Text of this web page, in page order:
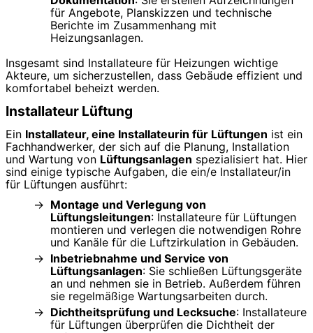
für Angebote, Planskizzen und technische
Berichte im Zusammenhang mit
Heizungsanlagen.
Insgesamt sind Installateure für Heizungen wichtige
Akteure, um sicherzustellen, dass Gebäude effizient und
komfortabel beheizt werden.
Installateur Lüftung
Ein Installateur, eine Installateurin für Lüftungen ist ein
Fachhandwerker, der sich auf die Planung, Installation
und Wartung von Lüftungsanlagen spezialisiert hat. Hier
sind einige typische Aufgaben, die ein/e Installateur/in
für Lüftungen ausführt:
Montage und Verlegung von
Lüftungsleitungen: Installateure für Lüftungen
montieren und verlegen die notwendigen Rohre
und Kanäle für die Luftzirkulation in Gebäuden.
Inbetriebnahme und Service von
Lüftungsanlagen: Sie schließen Lüftungsgeräte
an und nehmen sie in Betrieb. Außerdem führen
sie regelmäßige Wartungsarbeiten durch.
Dichtheitsprüfung und Lecksuche: Installateure
für Lüftungen überprüfen die Dichtheit der